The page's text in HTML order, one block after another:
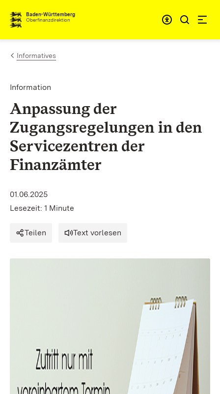
Zum Inhalt springen
Baden-Württemberg
Oberfinanzdirektion
Informatives
Information
Anpassung der
Zugangsregelungen in den
Servicezentren der
Finanzämter
01.06.2025
Lesezeit: 1 Minute
Teilen Text vorlesen